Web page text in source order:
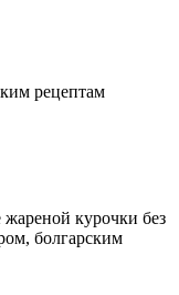
рецептам
курочки без
болгарским